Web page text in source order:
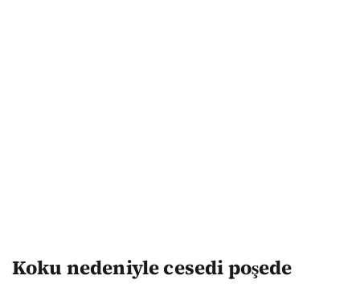
Koku nedeniyle cesedi poşede